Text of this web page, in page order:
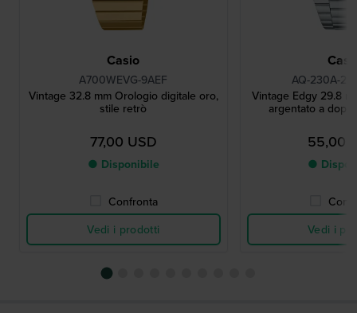
Casio
A700WEVG-9AEF
Vintage 32.8 mm Orologio digitale oro,
stile retrò
77,00 USD
● Disponibile
Confronta
Vedi i prodotti
AQ-230A-
Vintage Edgy 29.8
argentato a
55,00
●
Vedi i